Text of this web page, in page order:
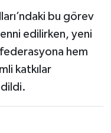
bu görev
edilirken, yeni
federasyona hem
katkılar